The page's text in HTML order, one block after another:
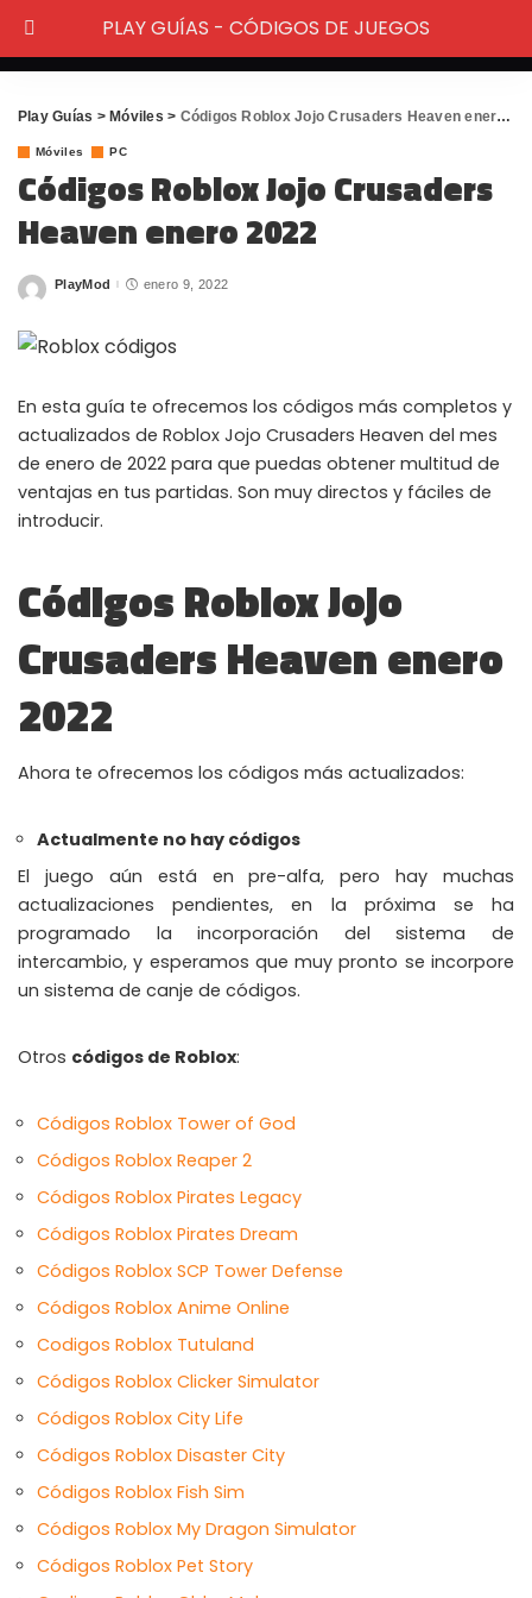
ALL PERKS — ZERO NOISE • 100% FREE
💎100% FREE to join
No subscription, no credit card required — ever
⚡Tricks BEFORE website
Get exclusive codes and strategies before anyone else
🎁Limited-time game codes
Temporary download keys — grab them fast, they expire
🏆Steam Games Giveaways
Global contests to win full Steam games & gift cards
🚫Zero Ads • Zero Spam
No promotions, no junk — just pure gaming content
📲Instant Telegram Delivery
Everything arrives directly — faster than websites or email
Play Guías > Móviles > Códigos Roblox Jojo Crusaders Heaven enero 2022
Móviles PC
Códigos Roblox Jojo Crusaders
Heaven enero 2022
Posted
PlayMod enero 9, 2022
En esta guía te ofrecemos los códigos más completos y
actualizados de Roblox Jojo Crusaders Heaven del mes
de enero de 2022 para que puedas obtener multitud de
ventajas en tus partidas. Son muy directos y fáciles de
introducir.
Códigos Roblox Jojo
Crusaders Heaven enero
2022
Ahora te ofrecemos los códigos más actualizados:
Actualmente no hay códigos
El juego aún está en pre-alfa, pero hay muchas
actualizaciones pendientes, en la próxima se ha
programado la incorporación del sistema de
intercambio, y esperamos que muy pronto se incorpore
un sistema de canje de códigos.
Otros códigos de Roblox:
Códigos Roblox Tower of God
Códigos Roblox Reaper 2
Códigos Roblox Pirates Legacy
Códigos Roblox Pirates Dream
Códigos Roblox SCP Tower Defense
Códigos Roblox Anime Online
Codigos Roblox Tutuland
Códigos Roblox Clicker Simulator
Códigos Roblox City Life
Códigos Roblox Disaster City
Códigos Roblox Fish Sim
Códigos Roblox My Dragon Simulator
Códigos Roblox Pet Story
PLAY GUÍAS - CÓDIGOS DE JUEGOS